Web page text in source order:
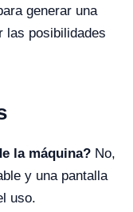
generar una
las posibilidades
la máquina? No,
y una pantalla
uso.